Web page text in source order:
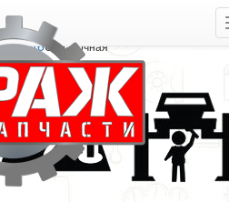
46 46Справочная